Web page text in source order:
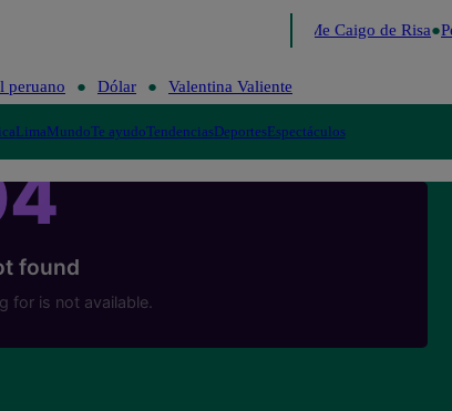
Me Caigo de Risa
peruano Dólar Valentina Valiente
LimaMundoTe ayudoTendenciasDeportesEspectáculos